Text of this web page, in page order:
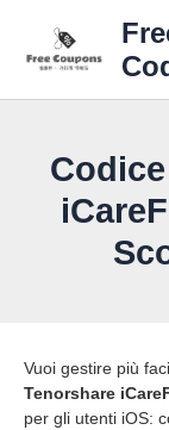
contenuto
Vuoi gestire più
Tenorshare
per gli utenti iOS: